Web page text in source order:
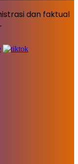
dan faktual